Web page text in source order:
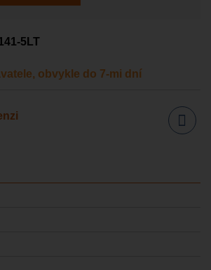
5LT
obvykle do 7-mi dní
Sdílet